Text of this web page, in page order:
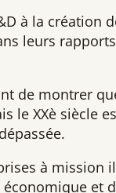
à la création
leurs rapports
de montrer
le XXè siècle
à mission
et